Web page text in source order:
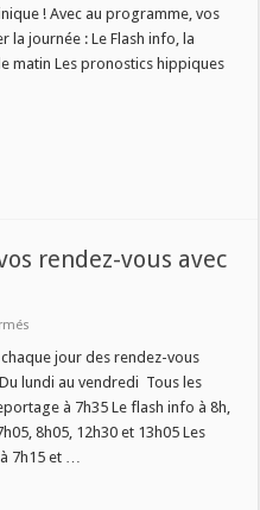
! Avec au programme, vos
la journée : Le Flash info, la
matin Les pronostics hippiques
rendez-vous avec
D’INFOS]
:
Tous
vos
rendez-
vous
l’information
jour des rendez-vous
lundi au vendredi Tous les
à 7h35 Le flash info à 8h,
8h05, 12h30 et 13h05 Les
7h15 et …